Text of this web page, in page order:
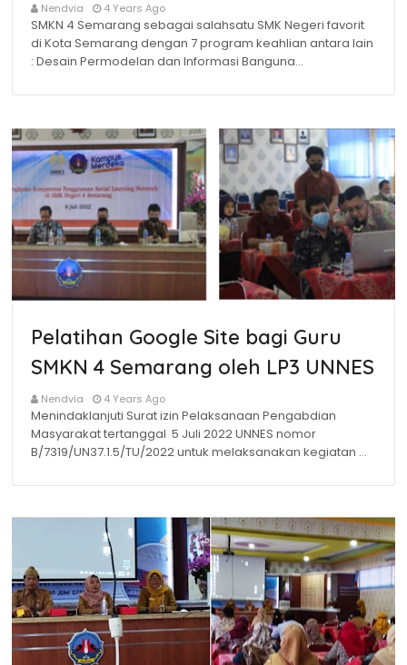
Nendvia 4 Years Ago
SMKN 4 Semarang sebagai salahsatu SMK Negeri favorit
di Kota Semarang dengan 7 program keahlian antara lain
: Desain Permodelan dan Informasi Banguna…
Pelatihan Google Site bagi Guru
SMKN 4 Semarang oleh LP3 UNNES
Nendvia 4 Years Ago
Menindaklanjuti Surat izin Pelaksanaan Pengabdian
Masyarakat tertanggal 5 Juli 2022 UNNES nomor
B/7319/UN37.1.5/TU/2022 untuk melaksanakan kegiatan …